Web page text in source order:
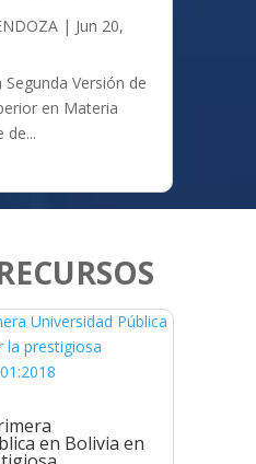
| Jun 20,
Versión de
en Materia
de...
en Bolivia en